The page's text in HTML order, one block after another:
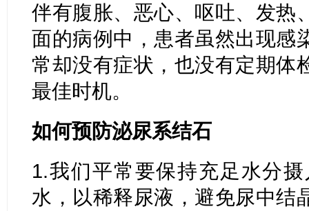
伴有腹胀、恶心、呕吐、发热
面的病例中，患者虽然出现感
常却没有症状，也没有定期体
最佳时机。
如何预防泌尿系结石
1.我们平常要保持充足水分
水，以稀释尿液，避免尿中结